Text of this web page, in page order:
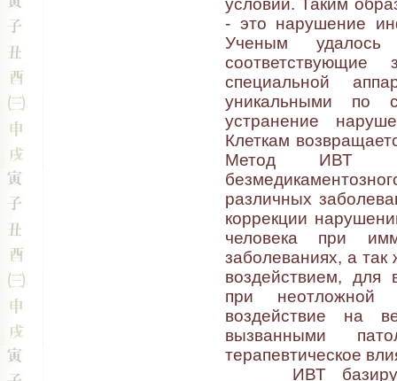
условий. Таким
- это нарушение
Ученым удалось
специальной
уникальными по
устранение
Клеткам
Метод ИВТ
различных
коррекции
человека при
заболеваниях, а
воздействием, для
при
воздействие на
вызванными
терапевтическое
ИВТ